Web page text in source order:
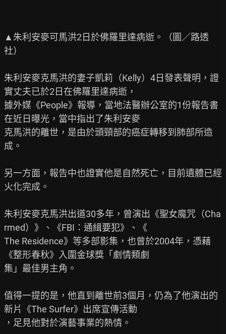
▲朱利安麥可馬洪2日於佛羅里達病逝。（圖／路透
社）
朱利安麥克馬洪的妻子凱莉（Kelly）4日發表聲明，證
實丈夫已於2日在佛羅里達病逝，
據外媒《People》報導，當地法醫辦公室的1份報告書
在近日曝光，當中指出了朱利安麥
克馬洪的離世，是由於頭頸部的癌症轉移到肺部所造
成。
另一方面，報告中也證實他是自然死亡，目前遺體已經
火化完成。
朱利安麥克馬洪出道30多年，曾演出《聖女魔咒（Cha
rmed）》、《FBI：通緝要犯》、《
The Residence》等多部影集，也曾於2004年，憑藉
《整形春秋》入圍金球獎「劇情類劇
集」最佳男主角。
值得一提的是，他直到離世前3個月，仍為了他演出的
新片《The Surfer》出席宣傳活動
，足見他對於演藝事業的熱情。